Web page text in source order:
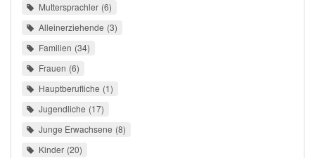
Muttersprachler 6
Alleinerziehende 3
Familien 34
Frauen 6
Hauptberufliche 1
Jugendliche 17
Junge Erwachsene 8
Kinder 20